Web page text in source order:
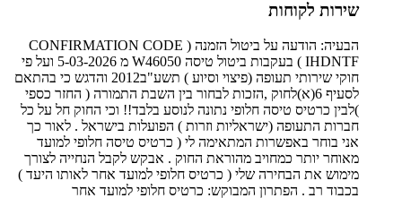
שירות לקוחות
הבעיה: הודעה על ביטול הזמנה ( CONFIRMATION CODE
IHDNTF ) בעקבות ביטול טיסה W46050 מ 5-03-2026 ועל פי
חוקי שירותי תעופה (פיצוי וסיוע ) תשע"ב2012 והדגש כי בהתאם
לסעיף 6(א)לחוק ,הזכות לבחור בין השבת התמורה ( החזר כספי
)לבין כרטיס טיסה חלופי נתונה לנוסע בלבד!! וכי החוק חל על כל
חברות התעופה (ישראליות וזרות ) הפועלות בישראל . לאור כך
אני בוחר באפשרות המתאימה לי ( כרטיס טיסה חלופי למועד
מאוחר יותר כמחויב מהוראת החוק . אבקש לקבל הנחייה לצורך
מימוש את הבחירה שלי ( כרטיס חלופי למועד אחר לאותו היעד )
בכבוד רב . הפתרון המבוקש: כרטיס חלופי למועד אחר